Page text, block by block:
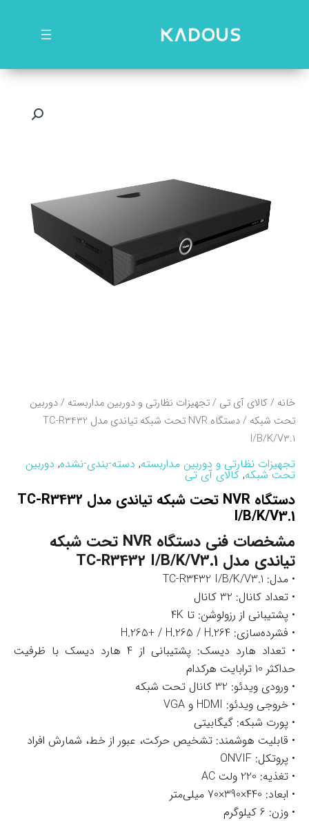
خانه /کالای آی تی /تجهیزات نظارتی و دوربین مداربسته /دوربین
تحت شبکه
/ دستگاه NVR تحت شبکه تیاندی مدل TC-R3432
I/B/K/V3.1
تجهیزات نظارتی و دوربین مداربسته, دسته-بندی-نشده, دوربین
تحت شبکه, کالای آی تی
دستگاه NVR تحت شبکه تیاندی مدل TC-R3432
I/B/K/V3.1
مشخصات فنی دستگاه NVR تحت شبکه
تیاندی مدل TC-R3432 I/B/K/V3.1
• مدل: TC-R3432 I/B/K/V3.1
• تعداد کانال: 32 کانال
• پشتیبانی از رزولوشن: تا 4K
• فشرده‌سازی: H.265+ / H.265 / H.264
• تعداد هارد دیسک: پشتیبانی از 4 هارد دیسک با ظرفیت
حداکثر 10 ترابایت هرکدام
• ورودی ویدئو: 32 کانال تحت شبکه
• خروجی ویدئو: HDMI و VGA
• پورت شبکه: گیگابیتی
• قابلیت هوشمند: تشخیص حرکت، عبور از خط، شمارش افراد
• پروتکل: ONVIF
• تغذیه: 220 ولت AC
• ابعاد: 440×390×70 میلی‌متر
• وزن: 6 کیلوگرم